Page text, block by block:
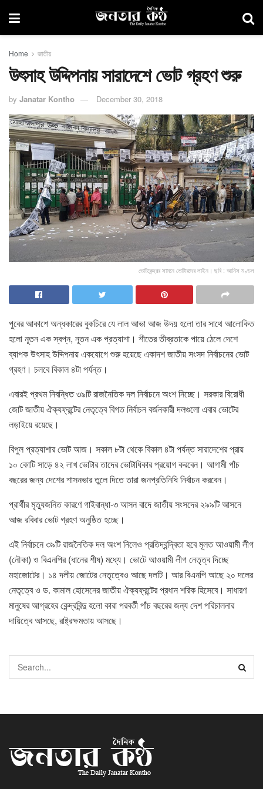
Home জাতীয়
উৎসাহ উদ্দিপনায় সারাদেশে ভোট গ্রহণ শুরু
by Janatar Kontho December 30, 2018
ভোটকেন্দ্রর সামনে ভোটারদের লাইন। ছবি : আনিস মণ্ডল
পুবের আকাশে অন্ধকারের বুকচিরে যে লাল আভা আজ উদয় হলো তার সাথে আলোকিত
হলো নূতন এক স্বপ্ন, নূতন এক প্রত্যাশা। শীতের তীব্রতাকে পায়ে ঠেলে দেশে
ব্যাপক উৎসাহ উদ্দিপনায় একযোগে শুরু হয়েছে একাদশ জাতীয় সংসদ নির্বাচনের ভোট
গ্রহণ। চলবে বিকাল ৪টা পর্যন্ত।
এবারই প্রথম নিবন্ধিত ৩৯টি রাজনৈতিক দল নির্বাচনে অংশ নিচ্ছে। সরকার বিরোধী
জোট জাতীয় ঐক্যফ্রন্টের নেতৃত্বে বিগত নির্বাচন বর্জনকারী দলগুলো এবার ভোটের
লড়াইয়ে রয়েছে।
বিপুল প্রত্যাশার ভোট আজ। সকাল ৮টা থেকে বিকাল ৪টা পর্যন্ত সারাদেশের প্রায়
১০ কোটি সাড়ে ৪২ লাখ ভোটার তাদের ভোটাধিকার প্রয়োগ করবেন। আগামী পাঁচ
বছরের জন্য দেশের শাসনভার তুলে দিতে তারা জনপ্রতিনিধি নির্বাচন করবেন।
প্রার্থীর মৃত্যুজনিত কারণে গাইবান্ধা-৩ আসন বাদে জাতীয় সংসদের ২৯৯টি আসনে
আজ রবিবার ভোট গ্রহণ অনুষ্ঠিত হচ্ছে।
এই নির্বাচনে ৩৯টি রাজনৈতিক দল অংশ নিলেও প্রতিদ্বন্দ্বিতা হবে মূলত আওয়ামী লীগ
(নৌকা) ও বিএনপির (ধানের শীষ) মধ্যে। ভোটে আওয়ামী লীগ নেতৃত্ব দিচ্ছে
মহাজোটের। ১৪ দলীয় জোটের নেতৃত্বেও আছে দলটি। আর বিএনপি আছে ২০ দলের
নেতৃত্বে ও ড. কামাল হোসেনের জাতীয় ঐক্যফ্রন্টের প্রধান শরিক হিসেবে। সাধারণ
মানুষের আগ্রহের কেন্দ্রবিন্দু হলো কারা পরবর্তী পাঁচ বছরের জন্য দেশ পরিচালনার
দায়িত্বে আসছে, রাষ্ট্রক্ষমতায় আসছে।